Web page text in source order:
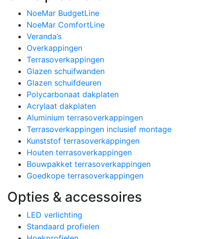
NoeMar BudgetLine
NoeMar ComfortLine
Veranda’s
Overkappingen
Terrasoverkappingen
Glazen schuifwanden
Glazen schuifdeuren
Polycarbonaat dakplaten
Acrylaat dakplaten
Aluminium terrasoverkappingen
Terrasoverkappingen inclusief montage
Kunststof terrasoverkappingen
Houten terrasoverkappingen
Bouwpakket terrasoverkappingen
Goedkope terrasoverkappingen
Opties & accessoires
LED verlichting
Standaard profielen